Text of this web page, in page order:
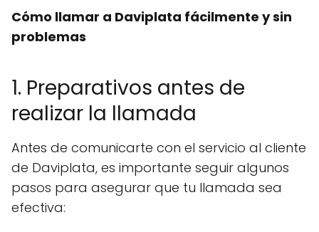
Cómo llamar a Daviplata fácilmente y sin
problemas
1. Preparativos antes de
realizar la llamada
Antes de comunicarte con el servicio al cliente
de Daviplata, es importante seguir algunos
pasos para asegurar que tu llamada sea
efectiva: